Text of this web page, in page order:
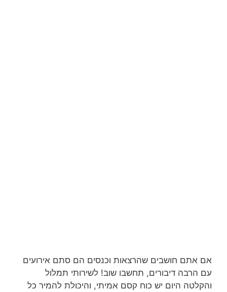
אם אתם חושבים שהרצאות וכנסים הם סתם אירועים
עם הרבה דיבורים, תחשבו שוב! לשירותי תמלול
והקלטה היום יש כוח קסם אמיתי, והיכולת להמיר כל